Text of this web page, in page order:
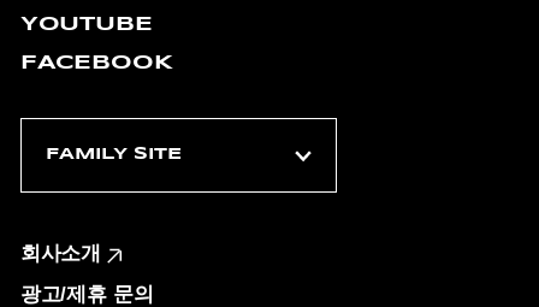
YOUTUBE
FACEBOOK
회사소개
광고/제휴 문의